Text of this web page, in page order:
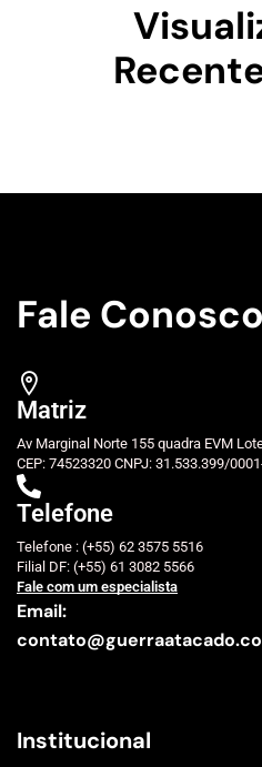
Fale Conosco
Matriz
Av Marginal Norte 155 quadra EVM
CEP: 74523320 CNPJ: 31.533.399/
Telefone
Telefone : (+55) 62 3575 5516
Filial DF: (+55) 61 3082 5566
Fale com um especialista
Email:
Institucional